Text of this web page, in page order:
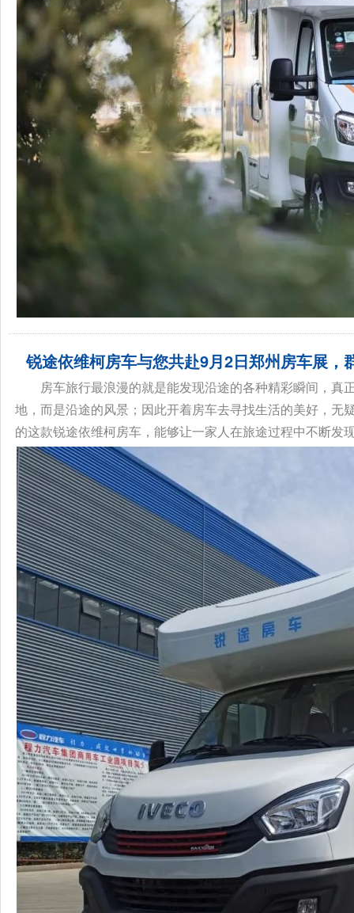
锐途依维柯房车与您共赴9月2日郑州房车展
房车旅行最浪漫的就是能发现沿途的各种精彩瞬间，
地，而是沿途的风景；因此开着房车去寻找生活的美好，
的这款锐途依维柯房车，能够让一家人在旅途过程中不断发